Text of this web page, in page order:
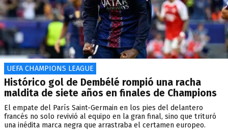
UEFA CHAMPIONS LEAGUE
Histórico gol de Dembélé rompió una racha
maldita de siete años en finales de Champions
El empate del París Saint-Germain en los pies del delantero
francés no solo revivió al equipo en la gran final, sino que trituró
una inédita marca negra que arrastraba el certamen europeo.